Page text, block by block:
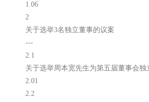
1.06
2
关于选举3名独立董事的议案
---
2.1
关于选举周本宽先生为第五届董事会独
2.01
2.2